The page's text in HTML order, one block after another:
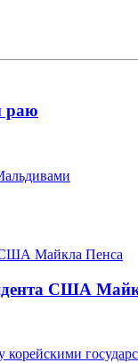
раю
США